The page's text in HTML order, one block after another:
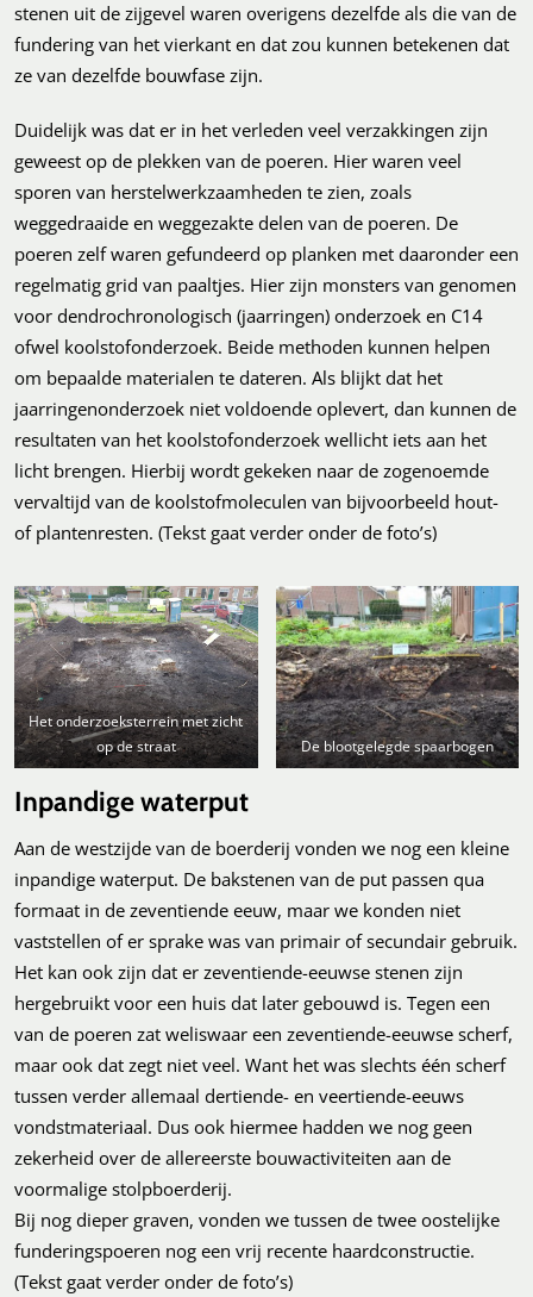
stenen uit de zijgevel waren overigens dezelfde als die van de
fundering van het vierkant en dat zou kunnen betekenen dat
ze van dezelfde bouwfase zijn.
Duidelijk was dat er in het verleden veel verzakkingen zijn
geweest op de plekken van de poeren. Hier waren veel
sporen van herstelwerkzaamheden te zien, zoals
weggedraaide en weggezakte delen van de poeren. De
poeren zelf waren gefundeerd op planken met daaronder een
regelmatig grid van paaltjes. Hier zijn monsters van genomen
voor dendrochronologisch (jaarringen) onderzoek en C14
ofwel koolstofonderzoek. Beide methoden kunnen helpen
om bepaalde materialen te dateren. Als blijkt dat het
jaarringenonderzoek niet voldoende oplevert, dan kunnen de
resultaten van het koolstofonderzoek wellicht iets aan het
licht brengen. Hierbij wordt gekeken naar de zogenoemde
vervaltijd van de koolstofmoleculen van bijvoorbeeld hout-
of plantenresten. (Tekst gaat verder onder de foto’s)
Het onderzoeksterrein met zicht
op de straat
De blootgelegde spaarbogen
Inpandige waterput
Aan de westzijde van de boerderij vonden we nog een kleine
inpandige waterput. De bakstenen van de put passen qua
formaat in de zeventiende eeuw, maar we konden niet
vaststellen of er sprake was van primair of secundair gebruik.
Het kan ook zijn dat er zeventiende-eeuwse stenen zijn
hergebruikt voor een huis dat later gebouwd is. Tegen een
van de poeren zat weliswaar een zeventiende-eeuwse scherf,
maar ook dat zegt niet veel. Want het was slechts één scherf
tussen verder allemaal dertiende- en veertiende-eeuws
vondstmateriaal. Dus ook hiermee hadden we nog geen
zekerheid over de allereerste bouwactiviteiten aan de
voormalige stolpboerderij.
Bij nog dieper graven, vonden we tussen de twee oostelijke
funderingspoeren nog een vrij recente haardconstructie.
(Tekst gaat verder onder de foto’s)